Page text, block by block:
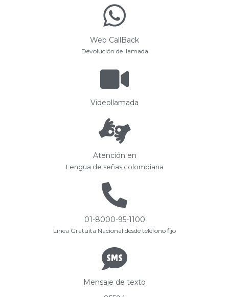
Web CallBack
Devolución de llamada
Videollamada
Atención en
Lengua de señas colombiana
01-8000-95-1100
Línea Gratuita Nacional desde teléfono fijo
Mensaje de texto